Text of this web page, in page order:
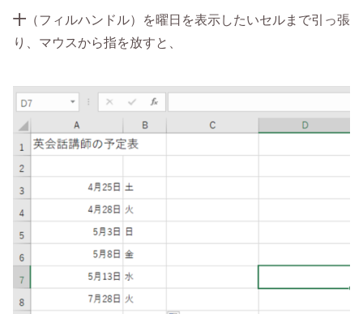
十 （フィルハンドル）を曜日を表示したいセルまで引っ張
り、マウスから指を放すと、